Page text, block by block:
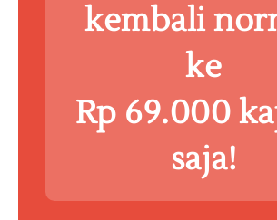
kembali
ke
Rp 69.000
saja!